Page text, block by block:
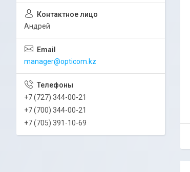
Андрей
manager@opticom.kz
+7 (727) 344-00-21
+7 (700) 344-00-21
+7 (705) 391-10-69